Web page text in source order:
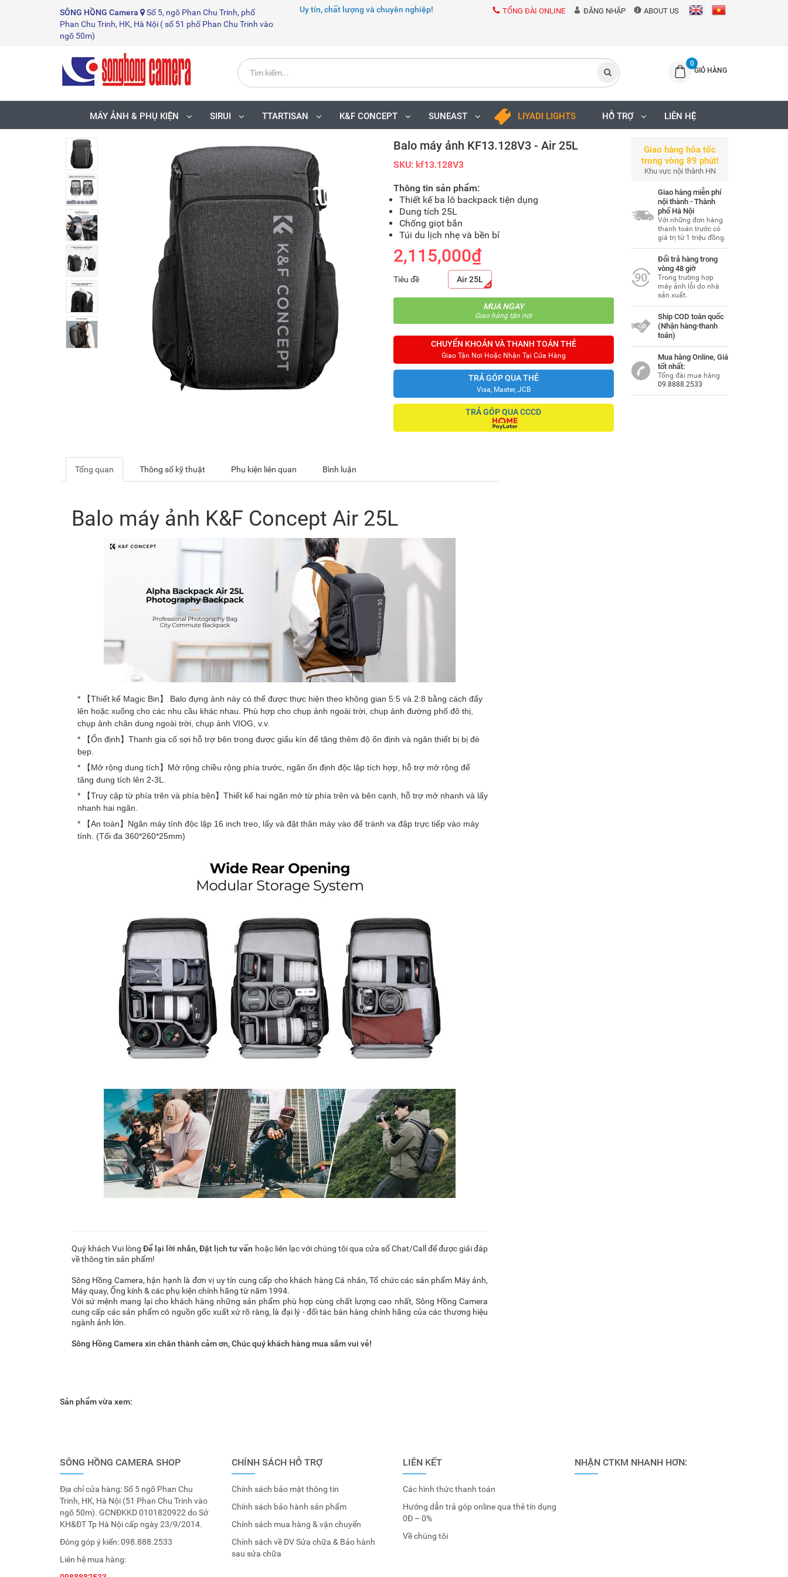
SÔNG HỒNG Camera
Số 5, ngõ Phan Chu Trinh, phố
Phan Chu Trinh, HK, Hà Nội ( số 51 phố Phan Chu Trinh vào
ngõ 50m)
Uy tín, chất lượng và chuyên nghiệp! TỔNG ĐÀI ONLINE ĐĂNG NHẬP ABOUT US
0
GIỎ HÀNG
MÁY ẢNH & PHỤ KIỆN SIRUI TTARTISAN K&F CONCEPT SUNEAST LIYADI LIGHTS HỖ TRỢ LIÊN HỆ
Balo máy ảnh KF13.128V3 - Air 25L
SKU: kf13.128V3
Thông tin sản phẩm:
Thiết kế ba lô backpack tiện dụng
Dung tích 25L
Chống giọt bắn
Túi du lịch nhẹ và bền bỉ
2,115,000₫
Tiêu đề Air 25L
MUA NGAY
Giao hàng tận nơi
CHUYỂN KHOẢN VÀ THANH TOÁN THẺ
Giao Tận Nơi Hoặc Nhận Tại Cửa Hàng
TRẢ GÓP QUA THẺ
Visa, Master, JCB
TRẢ GÓP QUA CCCD
Giao hàng hỏa tốc
trong vòng 89 phút!
Khu vực nội thành HN
Giao hàng miễn phí
nội thành - Thành
phố Hà Nội
Với những đơn hàng
thanh toán trước có
giá trị từ 1 triệu đồng.
Đổi trả hàng trong
vòng 48 giờ
Trong trường hợp
máy ảnh lỗi do nhà
sản xuất.
Ship COD toàn quốc
(Nhận hàng-thanh
toán)
Mua hàng Online, Giá
tốt nhất:
Tổng đài mua hàng
09.8888.2533
Tổng quan Thông số kỹ thuật Phụ kiện liên quan Bình luận
Balo máy ảnh K&F Concept Air 25L
* 【Thiết kế Magic Bin】 Balo đựng ảnh này có thể được thực hiện theo không gian 5:5 và 2:8 bằng cách đẩy
lên hoặc xuống cho các nhu cầu khác nhau. Phù hợp cho chụp ảnh ngoài trời, chụp ảnh đường phố đô thị,
chụp ảnh chân dung ngoài trời, chụp ảnh VIOG, v.v.
* 【Ổn định】Thanh gia cố sợi hỗ trợ bên trong được giấu kín để tăng thêm độ ổn định và ngăn thiết bị bị đè
bẹp.
* 【Mở rộng dung tích】Mở rộng chiều rộng phía trước, ngăn ổn định độc lập tích hợp, hỗ trợ mở rộng để
tăng dung tích lên 2-3L.
* 【Truy cập từ phía trên và phía bên】Thiết kế hai ngăn mở từ phía trên và bên cạnh, hỗ trợ mở nhanh và lấy
nhanh hai ngăn.
* 【An toàn】Ngăn máy tính độc lập 16 inch treo, lấy và đặt thân máy vào để tránh va đập trực tiếp vào máy
tính. (Tối đa 360*260*25mm)
Quý khách Vui lòng Để lại lời nhắn,Đặt lịch tư vấn hoặc liên lạc với chúng tôi qua cửa sổ Chat/Call để được giải đáp
về thông tin sản phẩm!
Sông Hồng Camera, hận hạnh là đơn vị uy tín cung cấp cho khách hàng Cá nhân, Tổ chức các sản phẩm Máy ảnh,
Máy quay, Ống kính & các phụ kiện chính hãng từ năm 1994.
Với sứ mệnh mang lại cho khách hàng những sản phẩm phù hợp cùng chất lượng cao nhất, Sông Hồng Camera
cung cấp các sản phẩm có nguồn gốc xuất xứ rõ ràng, là đại lý - đối tác bán hàng chính hãng của các thương hiệu
ngành ảnh lớn.
Sông Hồng Camera xin chân thành cảm ơn, Chúc quý khách hàng mua sắm vui vẻ!
Sản phẩm vừa xem:
SÔNG HỒNG CAMERA SHOP
Địa chỉ cửa hàng: Số 5 ngõ Phan Chu
Trinh, HK, Hà Nội (51 Phan Chu Trinh vào
ngõ 50m). GCNĐKKD 0101820922 do Sở
KH&ĐT Tp Hà Nội cấp ngày 23/9/2014.
Đóng góp ý kiến:098.888.2533
Liên hệ mua hàng:
CHÍNH SÁCH HỖ TRỢ
Chính sách bảo mật thông tin
Chính sách bảo hành sản phẩm
Chính sách mua hàng & vận chuyển
Chính sách về DV Sửa chữa & Bảo hành
sau sửa chữa
LIÊN KẾT
Các hình thức thanh toán
Hướng dẫn trả góp online qua thẻ tín dụng
0Đ – 0%
Về chúng tôi
NHẬN CTKM NHANH HƠN: